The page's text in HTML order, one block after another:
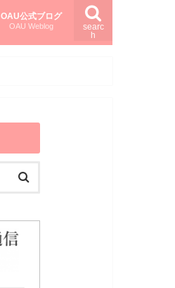
searc
h
OAU公式ブログ
OAU Weblog